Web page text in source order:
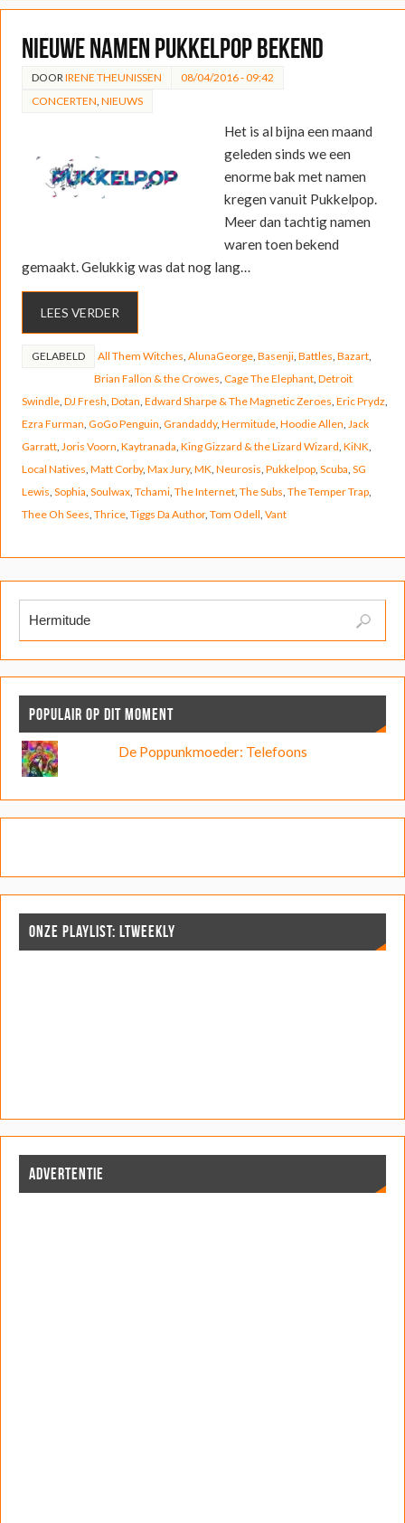
Nieuwe namen Pukkelpop bekend
DOOR IRENE THEUNISSEN
08/04/2016 - 09:42
CONCERTEN NIEUWS
Het is al bijna een maand
geleden sinds we een
enorme bak met namen
kregen vanuit Pukkelpop.
Meer dan tachtig namen
waren toen bekend
gemaakt. Gelukkig was dat nog lang…
LEES VERDER
GELABELD All Them Witches AlunaGeorge, Basenji, Battles Bazart,
Brian Fallon & the Crowes Cage The Elephant, Detroit
Swindle, DJ Fresh Dotan Edward Sharpe & The Magnetic Zeroes Eric Prydz
Ezra Furman GoGo Penguin Grandaddy, Hermitude, Hoodie Allen Jack
Garratt, Joris Voorn Kaytranada King Gizzard & the Lizard Wizard KiNK
Local Natives Matt Corby, Max Jury, MK Neurosis Pukkelpop, Scuba SG
Lewis Sophia Soulwax, Tchami, The Internet, The Subs The Temper Trap,
Thee Oh Sees Thrice, Tiggs Da Author, Tom Odell Vant
POPULAIR OP DIT MOMENT
De Poppunkmoeder: Telefoons
ONZE PLAYLIST: LTWEEKLY
ADVERTENTIE